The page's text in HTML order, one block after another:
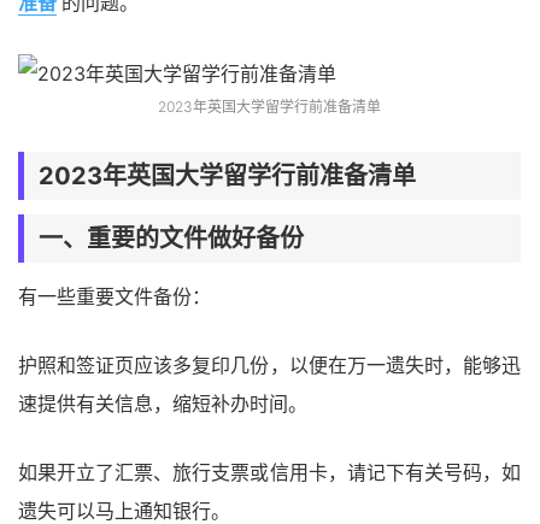
2023年英国大学留学行前准备清单
2023年英国大学留学行前准备清单
一、重要的文件做好备份
有一些重要文件备份：
护照和签证页应该多复印几份，以便在万一遗失时，能够迅
速提供有关信息，缩短补办时间。
如果开立了汇票、旅行支票或信用卡，请记下有关号码，如
遗失可以马上通知银行。